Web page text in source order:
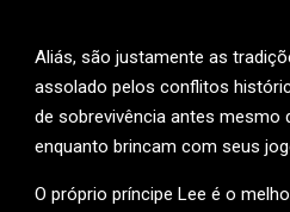
Aliás, são justamente as
assolado pelos conflitos
de sobrevivência antes
enquanto brincam com seus
O próprio príncipe Lee é o